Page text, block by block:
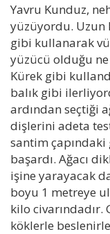
Yavru Kunduz,
yüzüyordu. Uzun
gibi kullanarak
yüzücü olduğu
Kürek gibi
balık gibi
ardından seçtiği
dişlerini adeta
santim çapındaki
başardı. Ağacı
işine yarayacak
boyu 1 metreye
kilo civarındadır.
köklerle